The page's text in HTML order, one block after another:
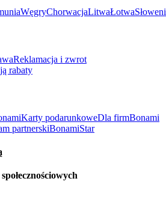
WęgryChorwacjaLitwaŁotwa
Reklamacja i zwrot
rabaty
Karty podarunkoweDla firmBonami
partnerskiBonamiStar